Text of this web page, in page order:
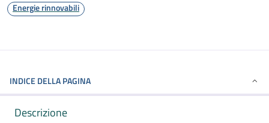
Energie rinnovabili
INDICE DELLA PAGINA
Descrizione